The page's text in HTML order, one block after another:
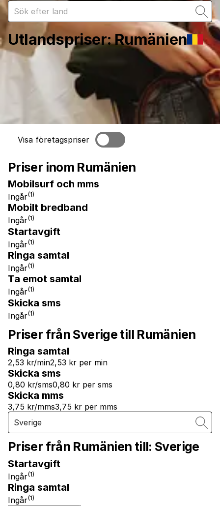
Utlandspriser:Rumänien
Visa företagspriser
Priser inom Rumänien
Mobilsurf och mms
Ingår(1)
Mobilt bredband
Ingår(1)
Startavgift
Ingår(1)
Ringa samtal
Ingår(1)
Ta emot samtal
Ingår(1)
Skicka sms
Ingår(1)
Priser från Sverige till Rumänien
Ringa samtal
2,53 kr/min2,53 kr per min
Skicka sms
0,80 kr/sms0,80 kr per sms
Skicka mms
3,75 kr/mms3,75 kr per mms
Priser från Rumänien till: Sverige
Startavgift
Ingår(1)
Ringa samtal
Ingår(1)